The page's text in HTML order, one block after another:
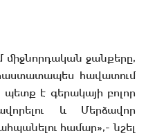
ջանքերը,
հավատում
պետք է գերակայի բոլոր
և Մերձավոր
համար»,- նշել